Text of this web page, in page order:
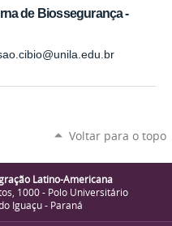
de Biossegurança -
Voltar para o topo
Latino-Americana
1000 - Polo Universitário
Iguaçu - Paraná